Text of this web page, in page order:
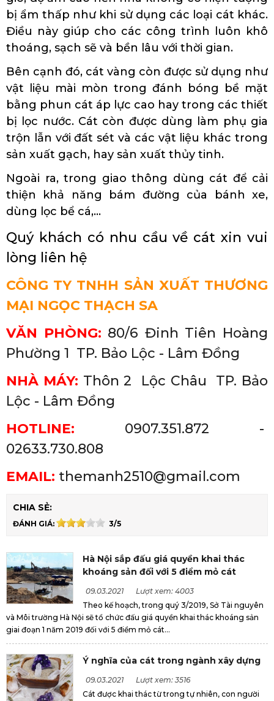
bị ẩm thấp như khi sử dụng các loại cát khác.
Điều này giúp cho các công trình luôn khô
thoáng, sạch sẽ và bền lâu với thời gian.
Bên cạnh đó, cát vàng còn được sử dụng như
vật liệu mài mòn trong đánh bóng bề mặt
bằng phun cát áp lực cao hay trong các thiết
bị lọc nước. Cát còn được dùng làm phụ gia
trộn lẫn với đất sét và các vật liệu khác trong
sản xuất gạch, hay sản xuất thủy tinh.
Ngoài ra, trong giao thông dùng cát để cải
thiện khả năng bám đường của bánh xe,
dùng lọc bể cá,...
Quý khách có nhu cầu về cát xin vui
lòng liên hệ
CÔNG TY TNHH SẢN XUẤT THƯƠNG
MẠI NGỌC THẠCH SA
VĂN PHÒNG: 80/6 Đinh Tiên Hoàng
Phường 1 TP. Bảo Lộc - Lâm Đồng
NHÀ MÁY: Thôn 2 Lộc Châu
TP. Bảo
Lộc - Lâm Đồng
HOTLINE:
0907.351.872 -
02633.730.808
EMAIL: themanh2510@gmail.com
CHIA SẺ:
ĐÁNH GIÁ: 3/5
Hà Nội sắp đấu giá quyền khai thác
khoáng sản đối với 5 điểm mỏ cát
09.03.2021
Lượt xem: 4003
Theo kế hoạch, trong quý 3/2019, Sở Tài nguyên
và Môi trường Hà Nội sẽ tổ chức đấu giá quyền khai thác khoáng sản
giai đoạn 1 năm 2019 đối với 5 điểm mỏ cát...
Ý nghĩa của cát trong ngành xây dựng
09.03.2021
Lượt xem: 3516
Cát được khai thác từ trong tự nhiên, con người